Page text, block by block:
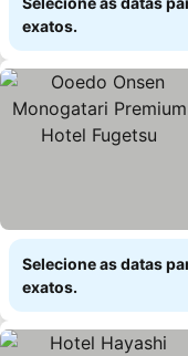
exatos.
Selecione as datas
exatos.